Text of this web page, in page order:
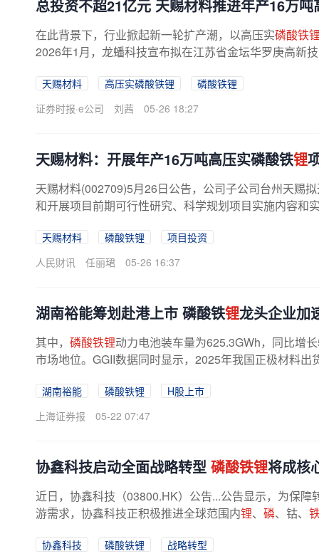
总投资不超21亿元 天赐材料推进年产16万吨
在此背景下，行业掀起新一轮扩产潮，以高压实磷酸铁
2026年1月，龙蟠科技宣布拟在江苏省金坛华罗庚高新
天赐材料 高压实磷酸铁锂
磷酸铁锂
证券时报·e公司
刘茜 05-26 18:27
天赐材料：开展年产16万吨高压实磷酸铁锂
天赐材料(002709)5月26日公告，公司子公司台州天赐
和开展项目前期可行性研究、科学规划项目实施内容和
天赐材料 磷酸铁锂
项目投资
人民财讯
任丽珺 05-26 16:37
湖南裕能筹划赴港上市 磷酸铁锂龙头企业加
其中， 磷酸铁锂动力电池装车量为625.3GWh，同比增
市场地位。GGII数据同时显示，2025年我国正极材料
湖南裕能 磷酸铁锂
H股上市
上海证券报
05-22 07:47
协鑫科技启动全面战略转型 磷酸铁锂将成核
近日，协鑫科技（03800.HK）公告...公告显示，为保
游需求，协鑫科技正积极推进全球范围内锂、 磷、钴、
协鑫科技 磷酸铁锂
战略转型